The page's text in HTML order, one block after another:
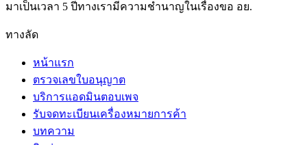
มาเป็นเวลา 5 ปีทางเรามีความชำนาญในเรื่องขอ อย.
ทางลัด
หน้าแรก
ตรวจเลขใบอนุญาต
บริการแอดมินตอบเพจ
รับจดทะเบียนเครื่องหมายการค้า
บทความ